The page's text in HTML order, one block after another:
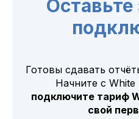
Оставьте
Готовы сдавать
Начните с
подключите тариф
свой